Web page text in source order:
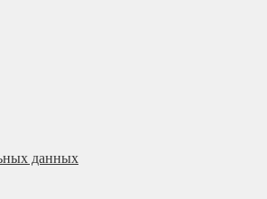
данных